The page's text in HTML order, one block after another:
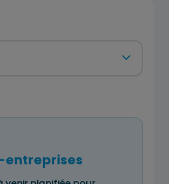
entreprises